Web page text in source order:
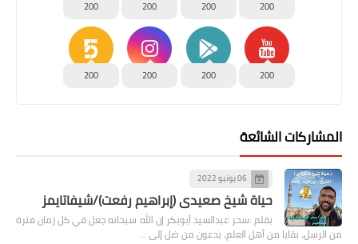
200
200
200
200
200
200
200
200
المشاركات الشائعة
06 يونيو 2022
حياة شيخ صعيدى (إبراهيم رفعت)/شيفاتايمز
بقلم :سحر عبدالسيد أبوبكر إن الله سبحانه جعل في كل زمان فترة
من الرسل، بقايا من أهل العلم، يدعون من ضل إلى …